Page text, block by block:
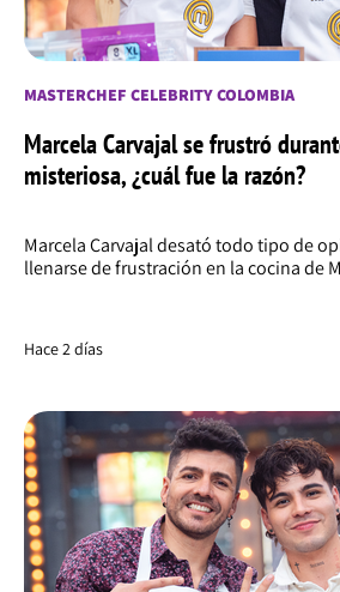
MASTERCHEF CELEBRITY COLOMBIA
Marcela Carvajal se frustró
misteriosa, ¿cuál fue la razón?
Marcela Carvajal desató todo tipo de
llenarse de frustración en la cocina de
Hace 2 días